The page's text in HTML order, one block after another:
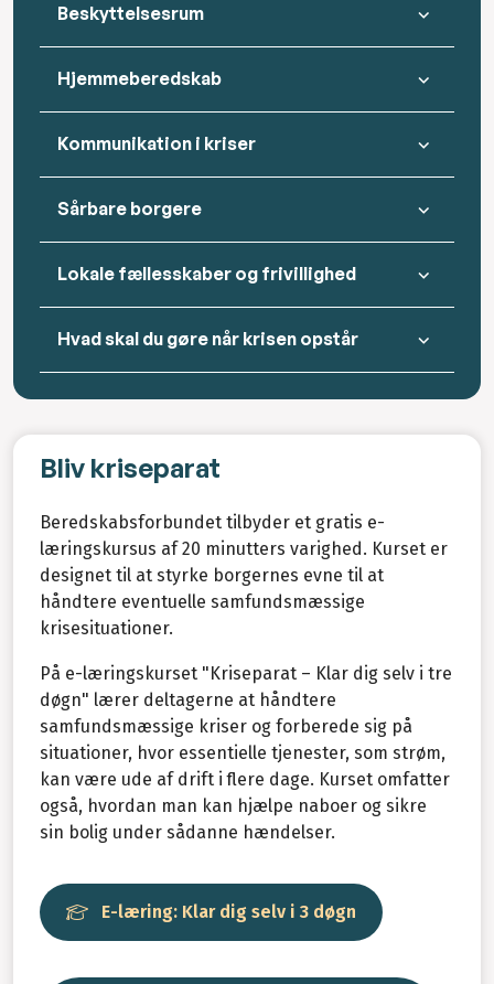
Beskyttelsesrum
Hjemmeberedskab
Kommunikation i kriser
Sårbare borgere
Lokale fællesskaber og frivillighed
Hvad skal du gøre når krisen opstår
Bliv kriseparat
Beredskabsforbundet tilbyder et gratis e-
læringskursus af 20 minutters varighed. Kurset er
designet til at styrke borgernes evne til at
håndtere eventuelle samfundsmæssige
krisesituationer.
På e-læringskurset "Kriseparat – Klar dig selv i tre
døgn" lærer deltagerne at håndtere
samfundsmæssige kriser og forberede sig på
situationer, hvor essentielle tjenester, som strøm,
kan være ude af drift i flere dage. Kurset omfatter
også, hvordan man kan hjælpe naboer og sikre
sin bolig under sådanne hændelser.
E-læring: Klar dig selv i 3 døgn